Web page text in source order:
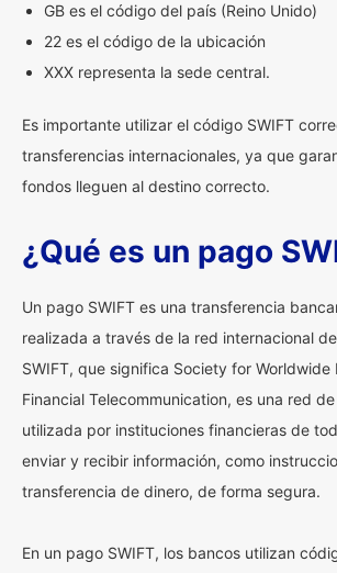
GB es el código del país (Reino Unido)
22 es el código de la ubicación
XXX representa la sede central.
Es importante utilizar el código SWIFT
transferencias internacionales, ya que
fondos lleguen al destino correcto.
¿Qué es un pago
Un pago SWIFT es una transferencia
realizada a través de la red internacional
SWIFT, que significa Society for Worldwide
Financial Telecommunication, es una red
utilizada por instituciones financieras de
enviar y recibir información, como
transferencia de dinero, de forma segura.
En un pago SWIFT, los bancos utilizan